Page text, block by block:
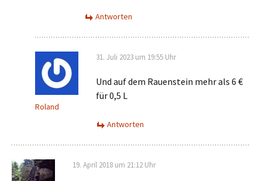
Antworten
Roland
31. Juli 2023 um 19:55 Uhr
Und auf dem Rauenstein mehr als 6 €
für 0,5 L
Antworten
19. April 2018 um 21:12 Uhr